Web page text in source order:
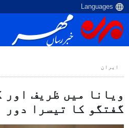
ایران
ویانا میں ظریف اور
گفتگو کا تیسرا دور